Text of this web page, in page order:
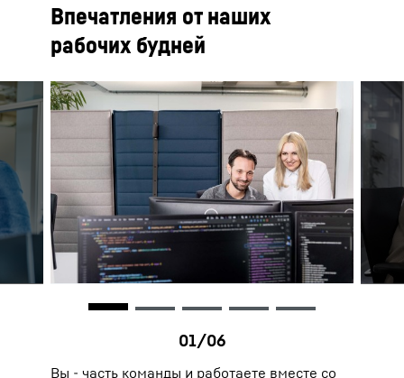
Впечатления от наших
рабочих будней
Вы - часть команды и работаете вместе со